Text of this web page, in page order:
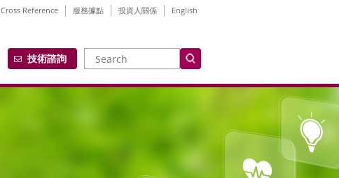
Cross Reference 服務據點 投資人關係 English
技術諮詢